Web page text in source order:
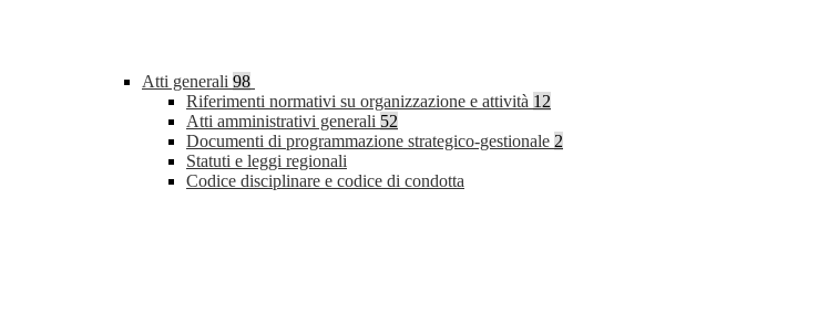
Atti generali 98
Riferimenti normativi su organizzazione e attività 12
Atti amministrativi generali 52
Documenti di programmazione strategico-gestionale 2
Statuti e leggi regionali
Codice disciplinare e codice di condotta